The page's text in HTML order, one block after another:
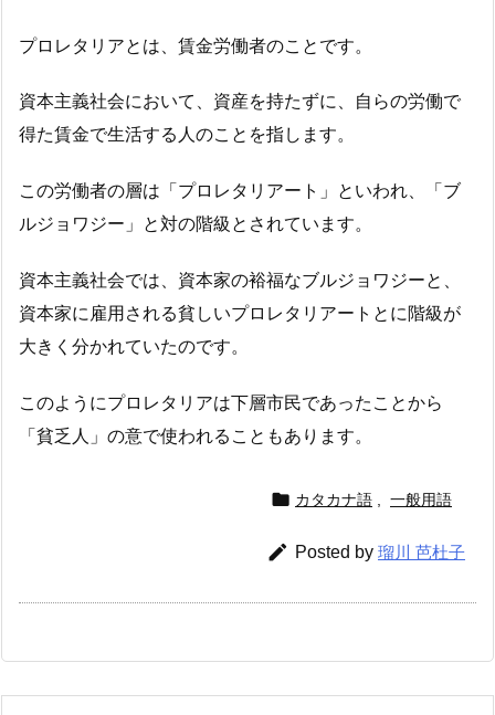
プロレタリアとは、賃金労働者のことです。
資本主義社会において、資産を持たずに、自らの労働で
得た賃金で生活する人のことを指します。
この労働者の層は「プロレタリアート」といわれ、「ブ
ルジョワジー」と対の階級とされています。
資本主義社会では、資本家の裕福なブルジョワジーと、
資本家に雇用される貧しいプロレタリアートとに階級が
大きく分かれていたのです。
このようにプロレタリアは下層市民であったことから
「貧乏人」の意で使われることもあります。
 カタカナ語 一般用語
 Posted by 瑠川 芭杜子